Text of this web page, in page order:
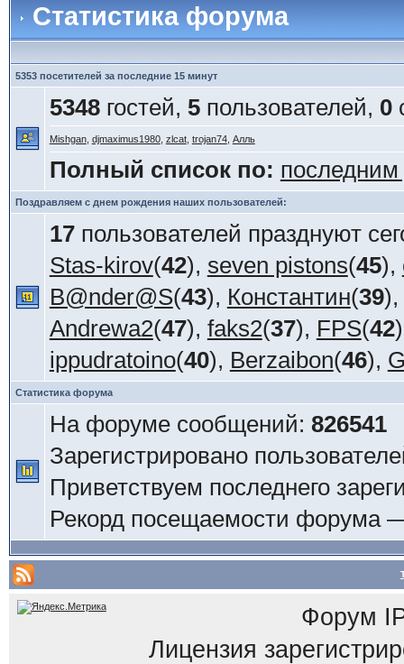
Статистика форума
5353 посетителей за последние 15 минут
5348гостей, 5пользователей, 0
Mishgan, djmaximus1980, zlcat, trojan74, Алль
Полный список по:
Поздравляем с днем рождения наших пользователей:
17пользователей празднуют
Stas-kirov(42), seven pistons(45),
B@nder@S(43), Константин(39),
Andrewa2(47), faks2(37), FPS(42
ippudratoino(40), Berzaibon(46),
Статистика форума
На форуме сообщений: 826541
Зарегистрировано
Приветствуем последнего
Рекорд посещаемости форума
Форум
Лицензия